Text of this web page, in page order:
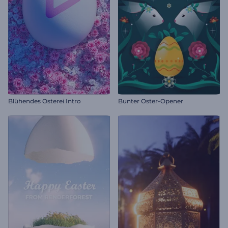
Blühendes Osterei Intro Bunter Oster-Opener